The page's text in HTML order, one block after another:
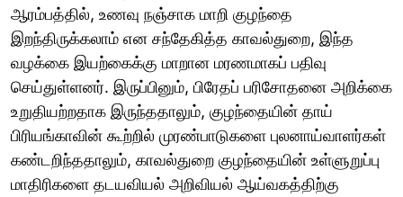
ஆரம்பத்தில், உணவு நஞ்சாக மாறி குழந்தை
இறந்திருக்கலாம் என சந்தேகித்த காவல்துறை, இந்த
வழக்கை இயற்கைக்கு மாறான மரணமாகப் பதிவு
செய்துள்ளனர். இருப்பினும், பிரேதப் பரிசோதனை அறிக்கை
உறுதியற்றதாக இருந்ததாலும், குழந்தையின் தாய்
பிரியங்காவின் கூற்றில் முரண்பாடுகளை புலனாய்வாளர்கள்
கண்டறிந்ததாலும், காவல்துறை குழந்தையின் உள்ளுறுப்பு
மாதிரிகளை தடயவியல் அறிவியல் ஆய்வகத்திற்கு